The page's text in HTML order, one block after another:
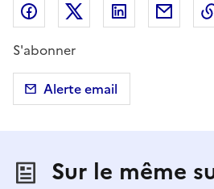
Partager sur Facebook
Partager sur X
Partager sur
S'abonner
Alerte email
Sur le même